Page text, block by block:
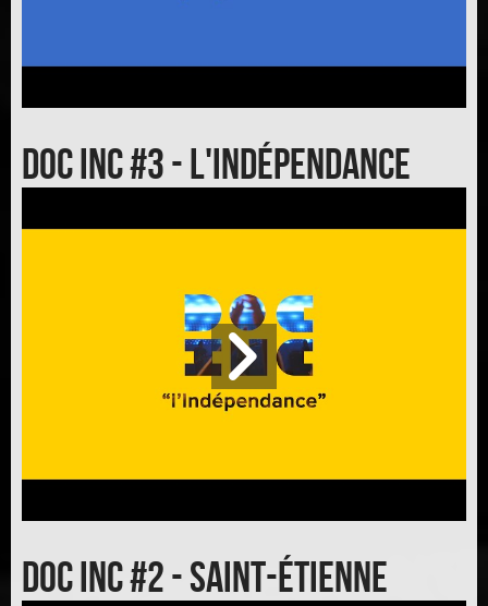
Doc inc #3 - L'indépendance
Doc inc #2 - Saint-Étienne